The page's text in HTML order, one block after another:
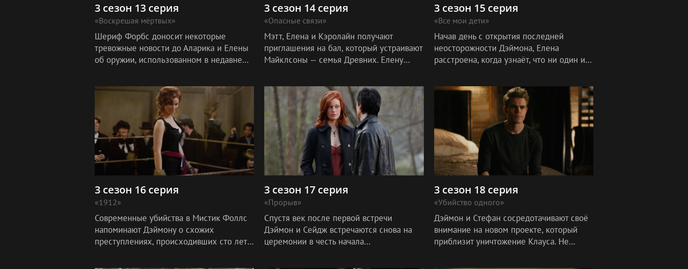
3 сезон 13 серия
«Воскрешая мёртвых»
Шериф Форбс доносит некоторые
тревожные новости до Аларика и Елены
об оружии, использованном в недавнем
3 сезон 14 серия
«Опасные связи»
Мэтт, Елена и Кэролайн получают
приглашения на бал, который устраивают
Майклсоны — семья Древних. Елену
прихо
3 сезон 15 серия
«Все мои дети»
Начав день с открытия последней
неосторожности Дэймона, Елена
расстроена, когда узнаёт, что ни один из
внутреннюю
3 сезон 16 серия
«1912»
Современные убийства в Мистик Фоллс
напоминают Дэймону о схожих
преступлениях, происходивших сто лет
3 сезон 17 серия
«Прорыв»
Спустя век после первой встречи
Дэймон и Сейдж встречаются снова на
церемонии в честь начала
3 сезон 18 серия
«Убийство одного»
Дэймон и Стефан сосредотачивают своё
внимание на новом проекте, который
приблизит уничтожение Клауса. Не